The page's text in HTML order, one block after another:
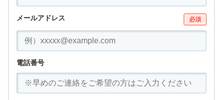
メールアドレス 必須
電話番号